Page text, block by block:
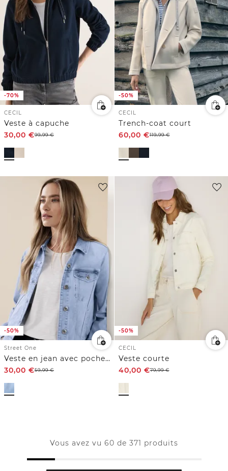
-70%
CECIL
Veste à capuche
30,00 €99,99€
-50%
CECIL
Trench-coat court
60,00 €119,99€
-50%
Street One
Veste en jean avec poches poitrine et boutons
30,00 €59,99€
-50%
CECIL
Veste courte
40,00 €79,99€
Vous avez vu 60 de 371 produits